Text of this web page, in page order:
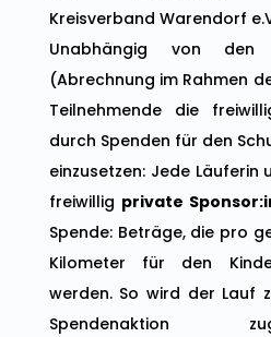
Kreisverband Warendorf
Unabhängig von den
(Abrechnung im Rahmen
Teilnehmende die
durch Spenden für den
einzusetzen: Jede Läuferin
freiwillig private
Spende: Beträge, die pro
Kilometer für den
werden. So wird der Lauf
Spendenaktion